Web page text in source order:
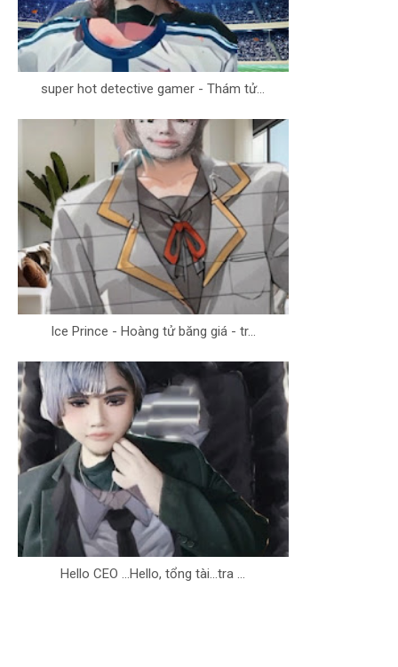
super hot detective gamer - Thám tử...
Ice Prince - Hoàng tử băng giá - tr...
Hello CEO ...Hello, tổng tài...tra ...